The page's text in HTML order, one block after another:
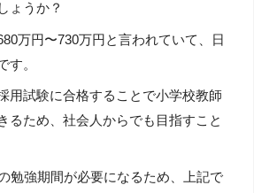
ょうか？
万円〜730万円と言われていて、日
す。
用試験に合格することで小学校教師
るため、社会人からでも目指すこと
勉強期間が必要になるため、上記で